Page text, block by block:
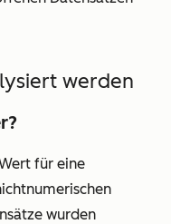
werden
für eine
wurden